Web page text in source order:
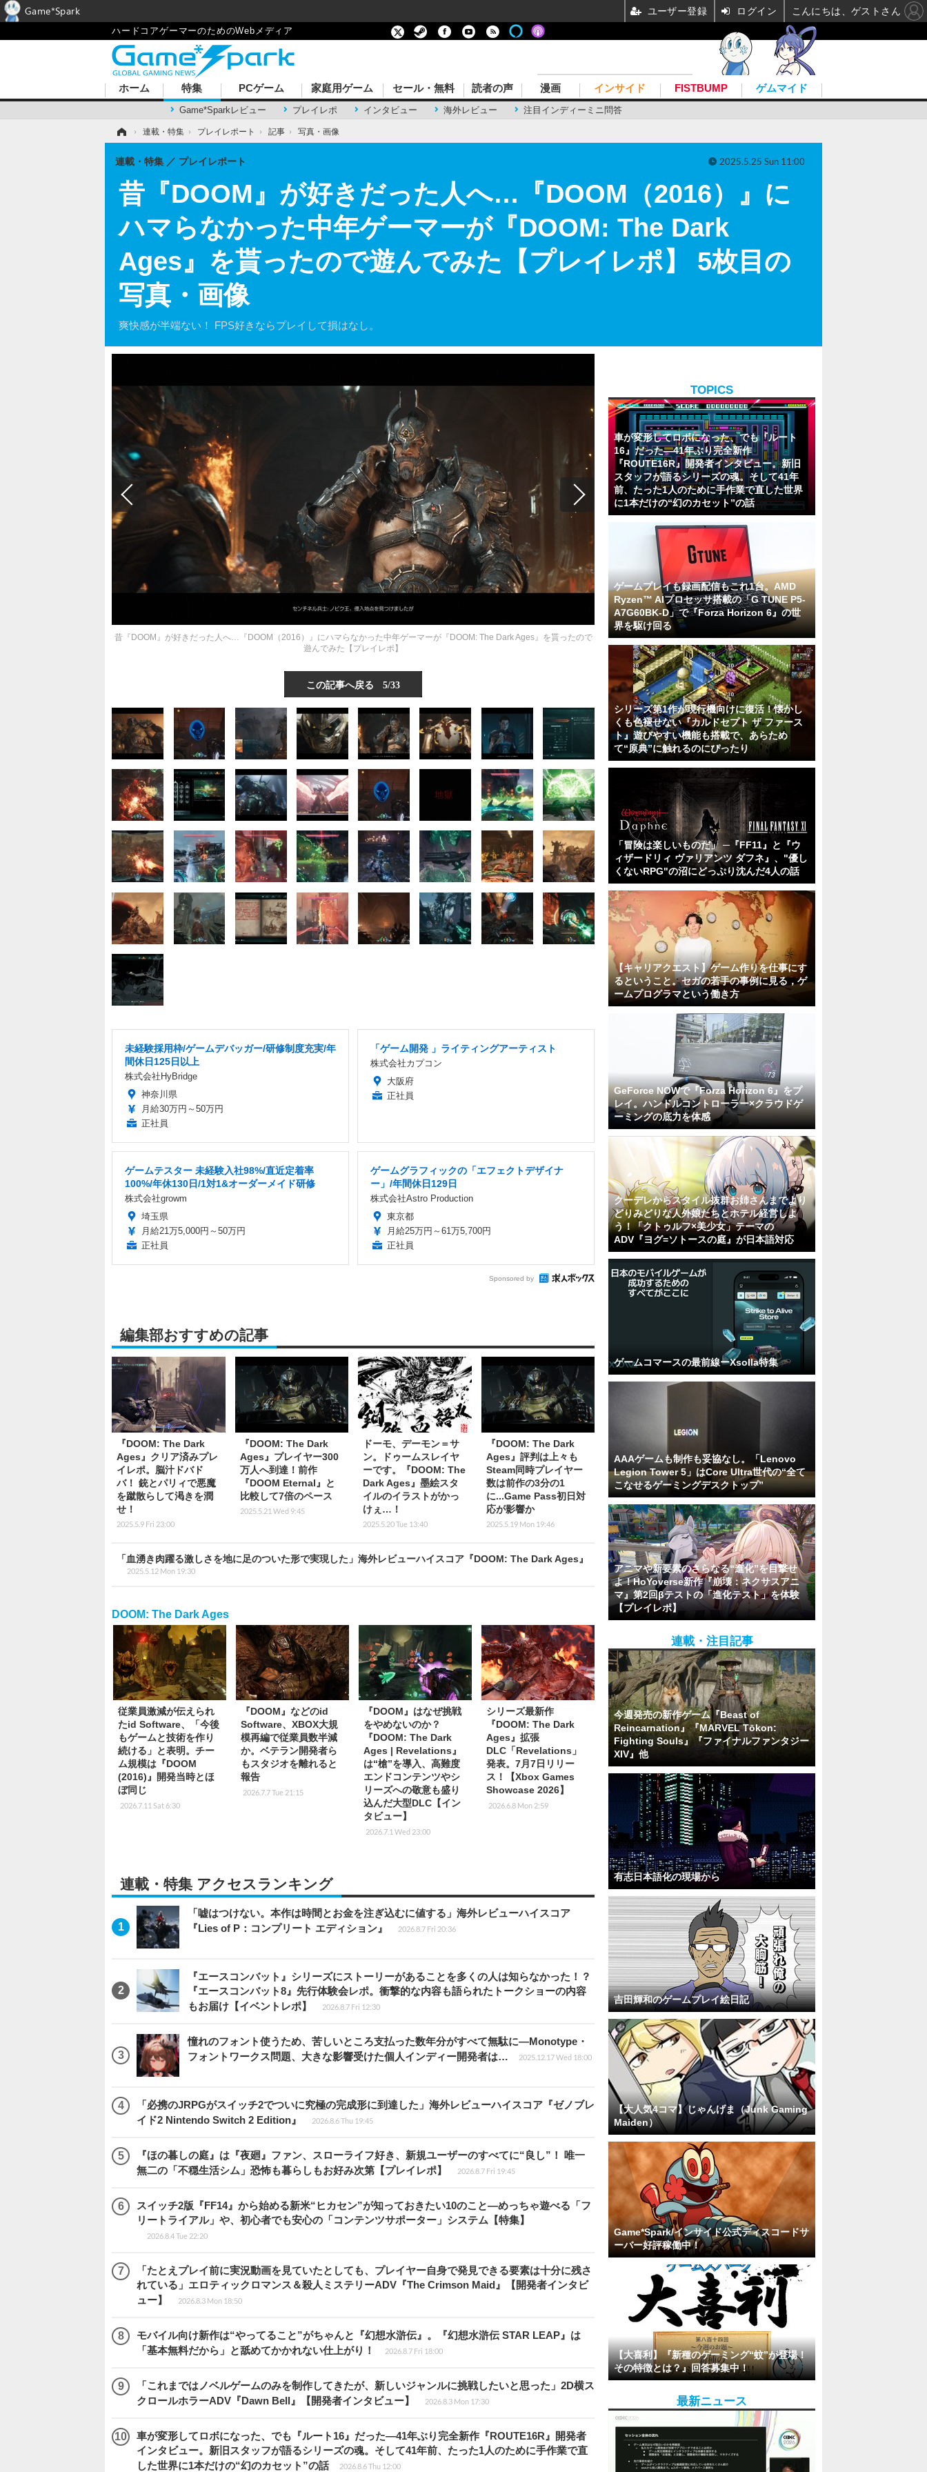
ハードコアゲーマーのためのWebメディア
ホーム 特集
Game*Sparkレビュー プレイレポ インタビュー 海外レビュー 注目インディーミニ問答
PCゲーム 家庭用ゲーム セール・無料 読者の声 漫画 インサイド FISTBUMP ゲムマイド
› 連載・特集 › プレイレポート › 記事 › 写真・画像
昔『DOOM』が好きだった人へ…『DOOM（2016）』に
ハマらなかった中年ゲーマーが『DOOM: The Dark
Ages』を貰ったので遊んでみた【プレイレポ】 5枚目の
写真・画像
爽快感が半端ない！ FPS好きならプレイして損はなし。
連載・特集 プレイレポート 2025.5.25 Sun 11:00
昔『DOOM』が好きだった人へ…『DOOM（2016）』にハマらなかった中年ゲーマーが『DOOM: The Dark Ages』を貰ったので
遊んでみた【プレイレポ】
この記事へ戻る 5/33
未経験採用枠/ゲームデバッガー/研修制度充実/年
間休日125日以上
株式会社HyBridge
神奈川県
月給30万円～50万円
正社員
「ゲーム開発 」ライティングアーティスト
株式会社カプコン
大阪府
正社員
ゲームテスター 未経験入社98%/直近定着率
100%/年休130日/1対1&オーダーメイド研修
株式会社growm
埼玉県
月給21万5,000円～50万円
正社員
ゲームグラフィックの「エフェクトデザイナ
ー」/年間休日129日
株式会社Astro Production
東京都
月給25万円～61万5,700円
正社員
Sponsored by
編集部おすすめの記事
『DOOM: The Dark
Ages』クリア済みプレ
イレポ。脳汁ドバド
バ！ 銃とパリィで悪魔
を蹴散らして渇きを潤
せ！
2025.5.9 Fri 23:00
『DOOM: The Dark
Ages』プレイヤー300
万人へ到達！前作
『DOOM Eternal』と
比較して7倍のペース
2025.5.21 Wed 9:45
ドーモ、デーモン＝サ
ン。ドゥームスレイヤ
ーです。『DOOM: The
Dark Ages』墨絵スタ
イルのイラストがかっ
けぇ…！
2025.5.20 Tue 13:40
『DOOM: The Dark
Ages』評判は上々も
Steam同時プレイヤー
数は前作の3分の1
に...Game Pass初日対
応が影響か
2025.5.19 Mon 19:46
「血湧き肉躍る激しさを地に足のついた形で実現した」海外レビューハイスコア『DOOM: The Dark Ages』
2025.5.12 Mon 19:30
DOOM: The Dark Ages
従業員激減が伝えられ
たid Software、「今後
もゲームと技術を作り
続ける」と表明。チー
ム規模は『DOOM
(2016)』開発当時とほ
ぼ同じ
2026.7.11 Sat 6:30
『DOOM』などのid
Software、XBOX大規
模再編で従業員数半減
か。ベテラン開発者ら
もスタジオを離れると
報告
2026.7.7 Tue 21:15
『DOOM』はなぜ挑戦
をやめないのか？
『DOOM: The Dark
Ages | Revelations』
は“槍”を導入、高難度
エンドコンテンツやシ
リーズへの敬意も盛り
込んだ大型DLC【イン
タビュー】
2026.7.1 Wed 23:00
シリーズ最新作
『DOOM: The Dark
Ages』拡張
DLC「Revelations」
発表。7月7日リリー
ス！【Xbox Games
Showcase 2026】
2026.6.8 Mon 2:59
連載・特集 アクセスランキング
「嘘はつけない。本作は時間とお金を注ぎ込むに値する」海外レビューハイスコア
『Lies of P：コンプリート エディション』
2026.8.7 Fri 20:36
『エースコンバット』シリーズにストーリーがあることを多くの人は知らなかった！？
『エースコンバット8』先行体験会レポ。衝撃的な内容も語られたトークショーの内容
もお届け【イベントレポ】
2026.8.7 Fri 12:30
憧れのフォント使うため、苦しいところ支払った数年分がすべて無駄に―Monotype・
フォントワークス問題、大きな影響受けた個人インディー開発者は…
2025.12.17 Wed 18:00
「必携のJRPGがスイッチ2でついに究極の完成形に到達した」海外レビューハイスコア『ゼノブレ
イド2 Nintendo Switch 2 Edition』
2026.8.6 Thu 19:45
『ほの暮しの庭』は『夜廻』ファン、スローライフ好き、新規ユーザーのすべてに“良し”！ 唯一
無二の「不穏生活シム」恐怖も暮らしもお好み次第【プレイレポ】
2026.8.7 Fri 19:45
スイッチ2版『FF14』から始める新米“ヒカセン”が知っておきたい10のこと―めっちゃ遊べる「フ
リートライアル」や、初心者でも安心の「コンテンツサポーター」システム【特集】
2026.8.4 Tue 22:20
「たとえプレイ前に実況動画を見ていたとしても、プレイヤー自身で発見できる要素は十分に残さ
れている」エロティックロマンス＆殺人ミステリーADV『The Crimson Maid』【開発者インタビ
ュー】
2026.8.3 Mon 18:50
モバイル向け新作は“やってること”がちゃんと『幻想水滸伝』。『幻想水滸伝 STAR LEAP』は
「基本無料だから」と舐めてかかれない仕上がり！
2026.8.7 Fri 18:00
「これまではノベルゲームのみを制作してきたが、新しいジャンルに挑戦したいと思った」2D横ス
クロールホラーADV『Dawn Bell』【開発者インタビュー】
2026.8.3 Mon 17:30
車が変形してロボになった、でも『ルート16』だった―41年ぶり完全新作『ROUTE16R』開発者
インタビュー。新旧スタッフが語るシリーズの魂。そして41年前、たった1人のために手作業で直
した世界に1本だけの“幻のカセット”の話
2026.8.6 Thu 12:00
TOPICS
車が変形してロボになった、でも『ルート
16』だった―41年ぶり完全新作
『ROUTE16R』開発者インタビュー。新旧
スタッフが語るシリーズの魂。そして41年
前、たった1人のために手作業で直した世界
に1本だけの“幻のカセット”の話
ゲームプレイも録画配信もこれ1台。AMD
Ryzen™ AIプロセッサ搭載の「G TUNE P5-
A7G60BK-D」で『Forza Horizon 6』の世
界を駆け回る
シリーズ第1作が現行機向けに復活！懐かし
くも色褪せない『カルドセプト ザ ファース
ト』遊びやすい機能も搭載で、あらため
て“原典”に触れるのにぴったり
「冒険は楽しいものだ」 ─『FF11』と『ウ
ィザードリィ ヴァリアンツ ダフネ』、"優し
くないRPG"の沼にどっぷり沈んだ4人の話
【キャリアクエスト】ゲーム作りを仕事にす
るということ。セガの若手の事例に見る，ゲ
ームプログラマという働き方
GeForce NOWで『Forza Horizon 6』をプ
レイ。ハンドルコントローラー×クラウドゲ
ーミングの底力を体感
クーデレからスタイル抜群お姉さんまでより
どりみどりな人外娘たちとホテル経営しよ
う！「クトゥルフ×美少女」テーマの
ADV『ヨグ=ソトースの庭』が日本語対応
ゲームコマースの最前線ーXsolla特集
AAAゲームも制作も妥協なし。「Lenovo
Legion Tower 5」はCore Ultra世代の“全て
こなせるゲーミングデスクトップ”
アニマや新要素のさらなる“進化”を目撃せ
よ！HoYoverse新作『崩壊：ネクサスアニ
マ』第2回βテストの「進化テスト」を体験
【プレイレポ】
連載・注目記事
今週発売の新作ゲーム『Beast of
Reincarnation』『MARVEL Tōkon:
Fighting Souls』『ファイナルファンタジー
XIV』他
有志日本語化の現場から
吉田輝和のゲームプレイ絵日記
【大人気4コマ】じゃんげま（Junk Gaming
Maiden）
Game*Spark/インサイド公式ディスコードサ
ーバー好評稼働中！
【大喜利】『新種のゲーミング“蚊”が登場！
その特徴とは？』回答募集中！
最新ニュース
Game*Spark ユーザー登録 ログイン こんにちは、ゲストさん